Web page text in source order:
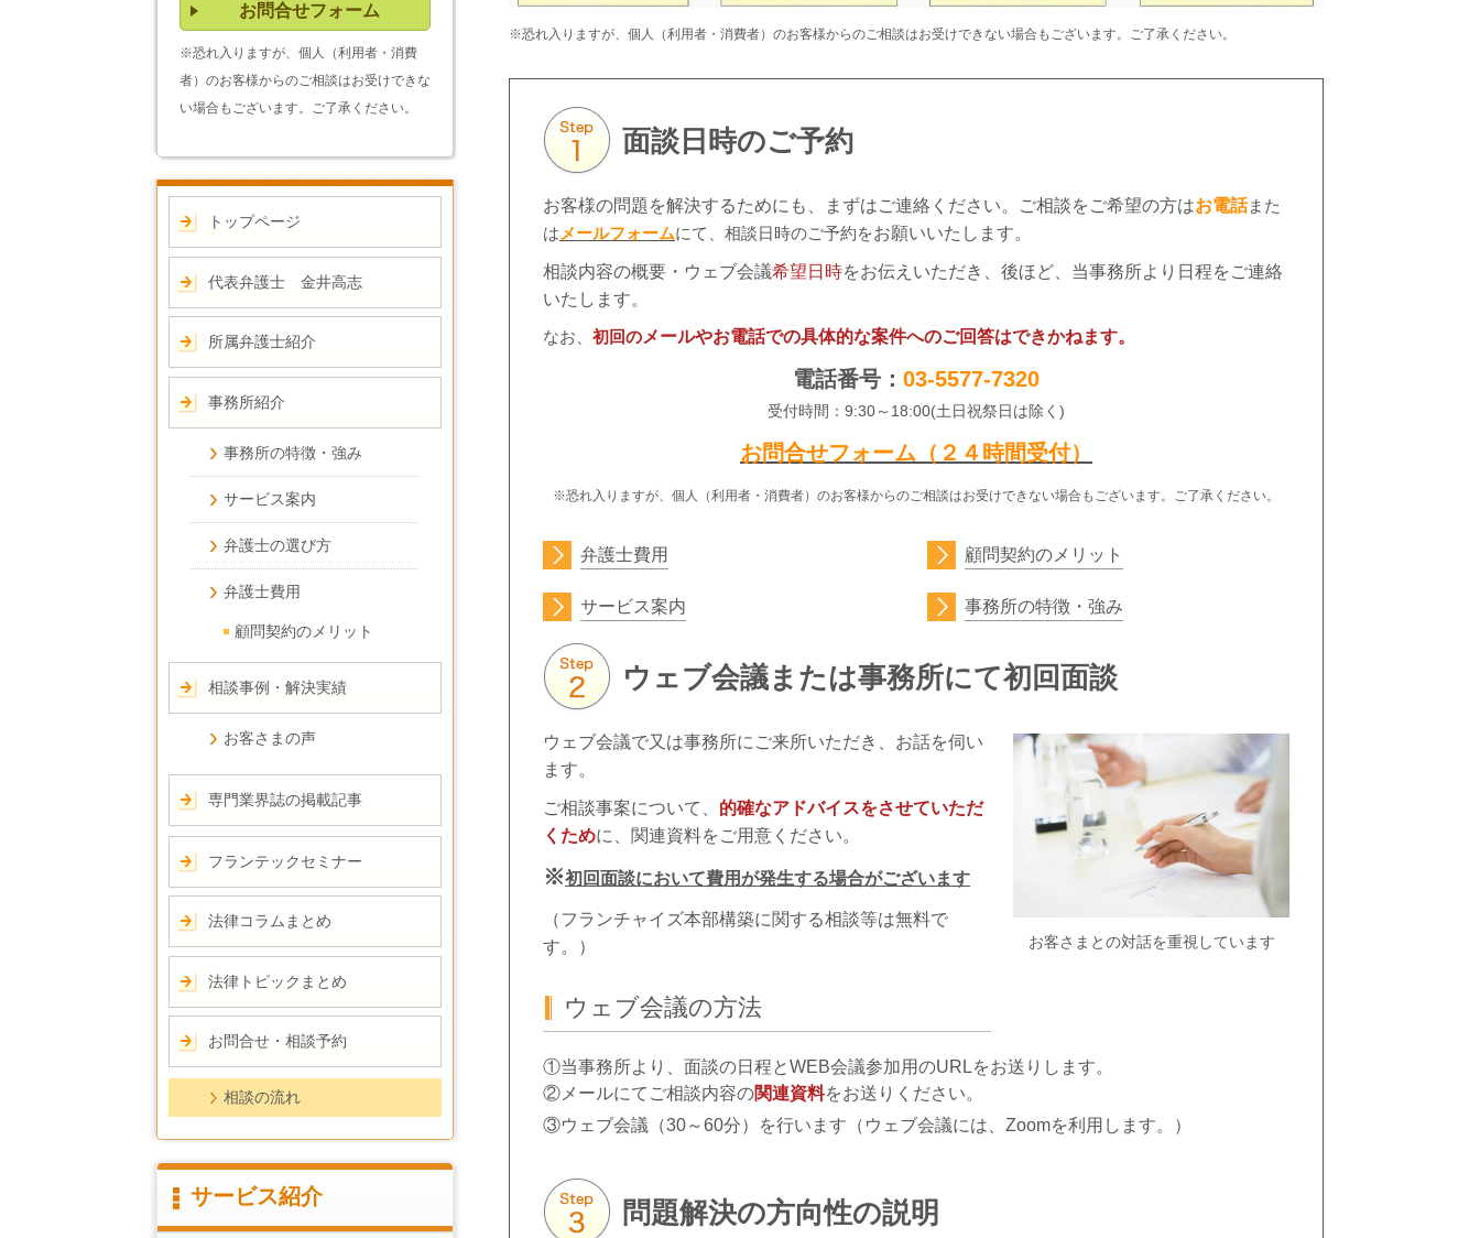
※恐れ入りますが、個人（利用者・消費者）のお客様からのご相談はお受けできない場合もございます。ご了承ください。
面談日時のご予約
お客様の問題を解決するためにも、まずはご連絡ください。ご相談をご希望の方はお電話また
は メールフォームにて、相談日時のご予約をお願いいたします。
相談内容の概要・ウェブ会議希望日時をお伝えいただき、 後ほど、当事務所より日程をご連絡
いたします。
なお、 初回のメールやお電話での具体的な案件へのご回答はできかねます。
電話番号： 03-5577-7320
受付時間： 9:30～18:00(土日祝祭日は除く)
お問合せフォーム（２４時間受付）
※恐れ入りますが、個人（利用者・消費者）のお客様からのご相談はお受けできない場合もございます。ご了承ください。
弁護士費用 顧問契約のメリット
サービス案内 事務所の特徴・強み
ウェブ会議または事務所にて初回面談
お客さまとの対話を重視しています
ウェブ会議で又は事務所にご来所いただき、お話を伺い
ます。
ご相談事案について、 的確なアドバイスをさせていただ
くために、関連資料をご用意ください。
※初回面談において費用が発生する場合がございます
（フランチャイズ本部構築に関する相談等は無料で
す。）
ウェブ会議の方法
①当事務所より、面談の日程とWEB会議参加用のURLをお送りします。
②メールにてご相談内容の関連資料をお送りください。
③ウェブ会議（30～60分）を行います（ ウェブ会議には、Zoomを利用します。）
問題解決の方向性の説明
お問合せフォーム
※恐れ入りますが、個人（利用者・消費
者）のお客様からのご相談はお受けできな
い場合もございます。ご了承ください。
トップページ
代表弁護士 金井高志
所属弁護士紹介
事務所紹介
事務所の特徴・強み
サービス案内
弁護士の選び方
弁護士費用
顧問契約のメリット
相談事例・解決実績
お客さまの声
専門業界誌の掲載記事
フランテックセミナー
法律コラムまとめ
法律トピックまとめ
お問合せ・相談予約
相談の流れ
サービス紹介